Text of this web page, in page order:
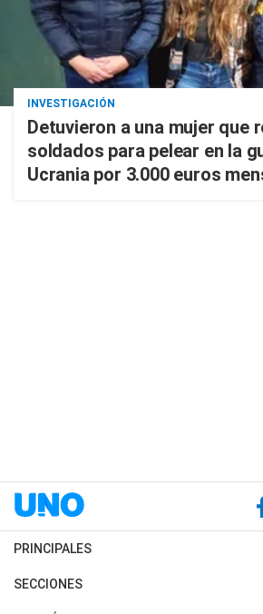
INVESTIGACIÓN
Detuvieron a una mujer que
soldados para pelear en la
Ucrania por 3.000 euros
PRINCIPALES
Últimas Noticias
SECCIONES